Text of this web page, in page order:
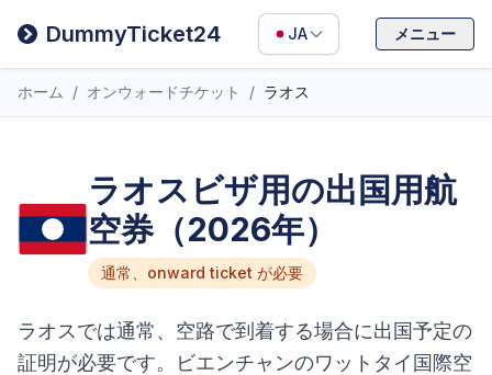
DummyTicket24 JA
Filipino
Deutsch
Español
メニュー
ホーム / オンウォードチケット / ラオス
ラオスビザ用の出国用航
空券（2026年）
通常、onward ticket が必要
ラオスでは通常、空路で到着する場合に出国予定の
証明が必要です。ビエンチャンのワットタイ国際空